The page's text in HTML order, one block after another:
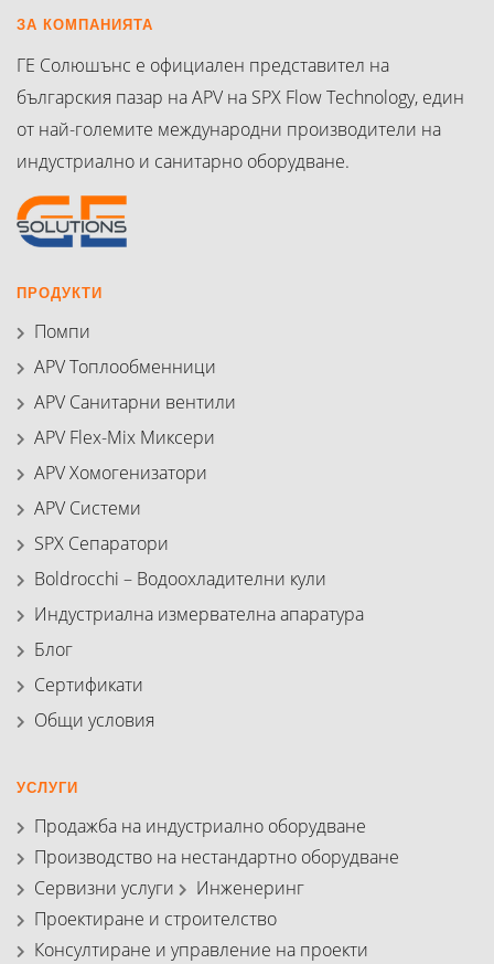
ЗА КОМПАНИЯТА
ГЕ Солюшънс е официален представител на
българския пазар на APV на SPX Flow Technology, един
от най-големите международни производители на
индустриално и санитарно оборудване.
ПРОДУКТИ
Помпи
APV Топлообменници
APV Санитарни вентили
APV Flex-Mix Миксери
APV Хомогенизатори
APV Системи
SPX Сепаратори
Boldrocchi – Водоохладителни кули
Индустриална измервателна апаратура
Блог
Сертификати
Общи условия
УСЛУГИ
Продажба на индустриално оборудване
Производство на нестандартно оборудване
Сервизни услуги
Инженеринг
Проектиране и строителство
Консултиране и управление на проекти